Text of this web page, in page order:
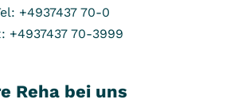
+4937437 70-0
+4937437 70-3999
Reha bei uns